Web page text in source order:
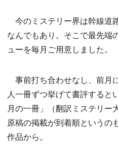
今のミステリー界は幹線道
なんでもあり。そこで最先端
ューを毎月ご用意しました。
事前打ち合わせなし、前月
人一冊ずつ挙げて書評すると
月の一冊」（翻訳ミステリー
原稿の掲載が到着順というの
作品から。